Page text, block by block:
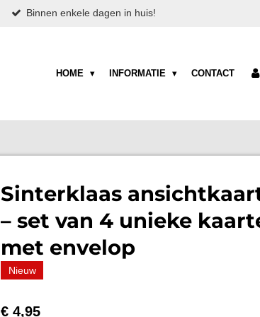
Binnen enkele dagen in huis!
HOME INFORMATIE CONTACT
Sinterklaas
– set van 4 unieke
met envelop
Nieuw
€ 4,95